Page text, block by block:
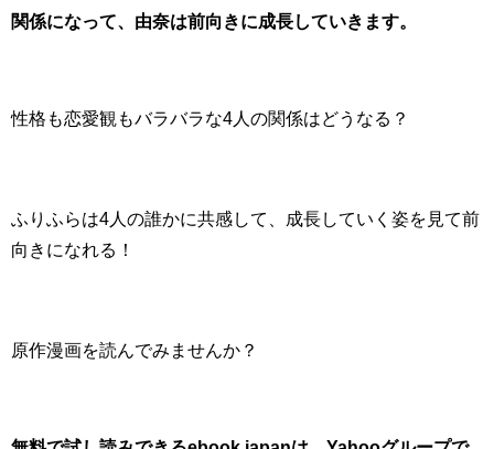
関係になって、由奈は前向きに成長していきます。
性格も恋愛観もバラバラな4人の関係はどうなる？
ふりふらは4人の誰かに共感して、成長していく姿を見て前
向きになれる！
原作漫画を読んでみませんか？